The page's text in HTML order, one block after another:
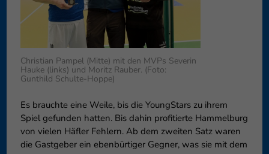
Christian Pampel (Mitte) mit den MVPs Severin
Hauke (links) und Moritz Rauber. (Foto:
Gunthild Schulte-Hoppe)
Es brauchte eine Weile, bis die YoungStars zu ihrem
Spiel gefunden hatten. Bis dahin profitierte Hammelburg
von vielen Häfler Fehlern. Ab dem zweiten Satz waren
die Gastgeber ein ebenbürtiger Gegner, was sie mit dem
Datenschutzeinstellungen
Essenziell (1)
Essenzielle Cookies
Funktion der Website
Inhalte von Videoplattformen
blockiert. Wenn Cookies von
diese Inhalte keiner manuellen